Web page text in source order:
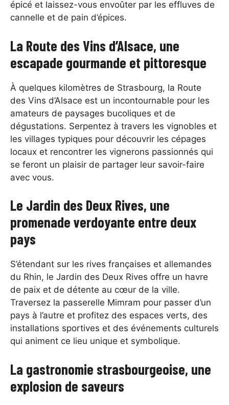
épicé et laissez-vous envoûter par les effluves de
cannelle et de pain d’épices.
La Route des Vins d’Alsace, une
escapade gourmande et pittoresque
À quelques kilomètres de Strasbourg, la Route
des Vins d’Alsace est un incontournable pour les
amateurs de paysages bucoliques et de
dégustations. Serpentez à travers les vignobles et
les villages typiques pour découvrir les cépages
locaux et rencontrer les vignerons passionnés qui
se feront un plaisir de partager leur savoir-faire
avec vous.
Le Jardin des Deux Rives, une
promenade verdoyante entre deux
pays
S’étendant sur les rives françaises et allemandes
du Rhin, le Jardin des Deux Rives offre un havre
de paix et de détente au cœur de la ville.
Traversez la passerelle Mimram pour passer d’un
pays à l’autre et profitez des espaces verts, des
installations sportives et des événements culturels
qui animent ce lieu unique et symbolique.
La gastronomie strasbourgeoise, une
explosion de saveurs